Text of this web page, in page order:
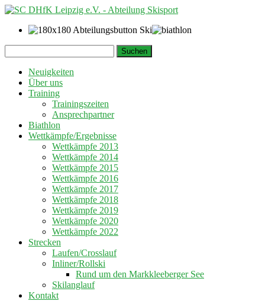
zum
Inhalt
nach:
Neuigkeiten
Über uns
Training
Trainingszeiten
Ansprechpartner
Biathlon
Wettkämpfe/Ergebnisse
Wettkämpfe 2013
Wettkämpfe 2014
Wettkämpfe 2015
Wettkämpfe 2016
Wettkämpfe 2017
Wettkämpfe 2018
Wettkämpfe 2019
Wettkämpfe 2020
Wettkämpfe 2022
Strecken
Laufen/Crosslauf
Inliner/Rollski
Rund um den Markkleeberger See
Skilanglauf
Kontakt